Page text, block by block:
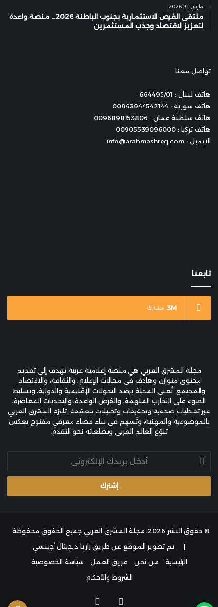
مارس 31, 2026
ملتقى الفرص الاستثمارية بجنوب الباطنة 2026… منصة واعدة
لتعزيز الاقتصاد وجذب المستثمرين
تواصل معنا
هاتف لبنان : 664495/01
هاتف سورية : 00963944542144
هاتف سلطنة عمان : 0096898153806
هاتف تركيا : 00905539096000
الايميل : info@arabmashreq.com
تابعنا
3M مشترك
مجلة المشرق العربي هي منصة إعلامية عربية تهدف إلى تقديم
محتوى متوازن وهادف في مجالات الإعلام، والثقافة، والاقتصاد،
والمجتمع. تُعنى المجلة برصد التحولات الإقليمية والدولية، وتسليط
الضوء على التجارب الملهمة، والفرص الواعدة، والتحديات المعاصرة،
عبر تغطيات صحفية وتحقيقات وتحليلات معمّقة. تلتزم المشرق العربي
بالموضوعية والمهنية، وتُسهم في بناء فضاء معرفي مفتوح يعكس
تنوّع العالم العربي وتطلعاته نحو التقدم.
أدخل
بريدك
الإلكتروني
© حقوق النشر 2026، مجلة المشرق العربي جميع الحقوق محفوظة
|
تم تطوير الموقع عن طريق زاريا ديجيتال أجينسي
الرئيسية
من نحن فريق العمل
سياسة الخصوصية
الشروط والأحكام
فيسبوك